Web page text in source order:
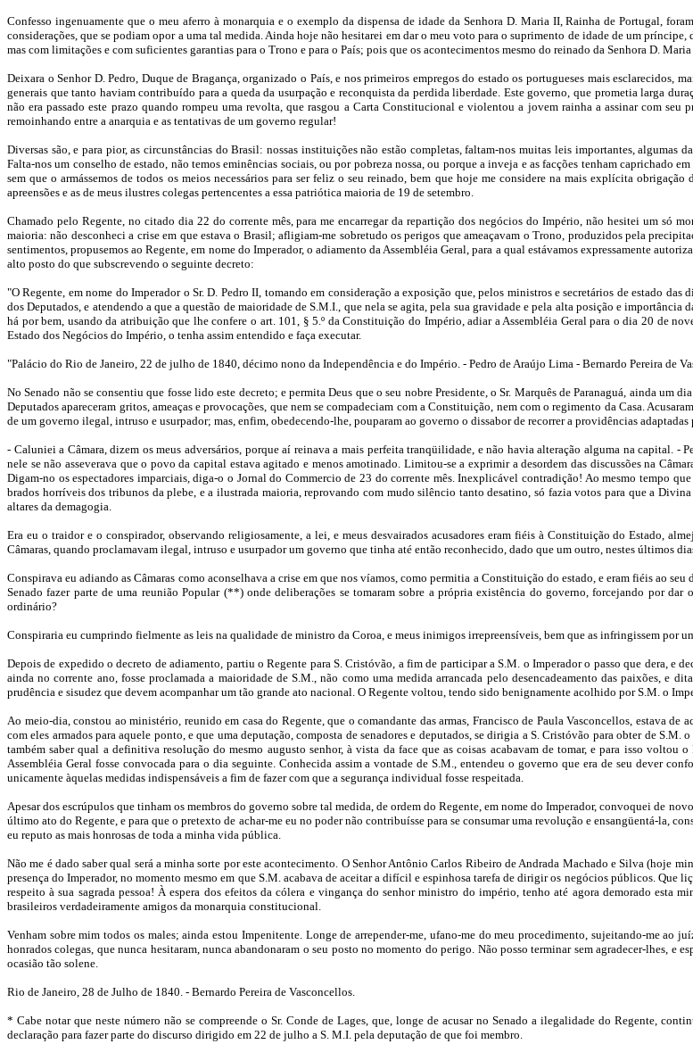
Confesso ingenuamente que o meu aferro à monarquia e o exemplo da dispensa de idade da Senhora D. Maria II, Rainha de Portugal,
considerações, que se podiam opor a uma tal medida. Ainda hoje não hesitarei em dar o meu voto para o suprimento de idade de um
mas com limitações e com suficientes garantias para o Trono e para o País; pois que os acontecimentos mesmo do reinado da Senhora D.
Deixara o Senhor D. Pedro, Duque de Bragança, organizado o País, e nos primeiros empregos do estado os portugueses mais esclarecidos,
generais que tanto haviam contribuído para a queda da usurpação e reconquista da perdida liberdade. Este governo, que prometia larga
não era passado este prazo quando rompeu uma revolta, que rasgou a Carta Constitucional e violentou a jovem rainha a assinar com
remoinhando entre a anarquia e as tentativas de um governo regular!
Diversas são, e para pior, as circunstâncias do Brasil: nossas instituições não estão completas, faltam-nos muitas leis importantes,
Falta-nos um conselho de estado, não temos eminências sociais, ou por pobreza nossa, ou porque a inveja e as facções tenham caprichado
sem que o armássemos de todos os meios necessários para ser feliz o seu reinado, bem que hoje me considere na mais explícita
apreensões e as de meus ilustres colegas pertencentes a essa patriótica maioria de 19 de setembro.
Chamado pelo Regente, no citado dia 22 do corrente mês, para me encarregar da repartição dos negócios do Império, não hesitei um só
maioria: não desconheci a crise em que estava o Brasil; afligiam-me sobretudo os perigos que ameaçavam o Trono, produzidos pela
sentimentos, propusemos ao Regente, em nome do Imperador, o adiamento da Assembléia Geral, para a qual estávamos expressamente
alto posto do que subscrevendo o seguinte decreto:
"O Regente, em nome do Imperador o Sr. D. Pedro II, tomando em consideração a exposição que, pelos ministros e secretários de estado
dos Deputados, e atendendo a que a questão de maioridade de S.M.I., que nela se agita, pela sua gravidade e pela alta posição e
há por bem, usando da atribuição que lhe confere o art. 101, § 5.º da Constituição do Império, adiar a Assembléia Geral para o dia 20 de
Estado dos Negócios do Império, o tenha assim entendido e faça executar.
"Palácio do Rio de Janeiro, 22 de julho de 1840, décimo nono da Independência e do Império. - Pedro de Araújo Lima - Bernardo Pereira de
No Senado não se consentiu que fosse lido este decreto; e permita Deus que o seu nobre Presidente, o Sr. Marquês de Paranaguá, ainda um
Deputados apareceram gritos, ameaças e provocações, que nem se compadeciam com a Constituição, nem com o regimento da Casa.
de um governo ilegal, intruso e usurpador; mas, enfim, obedecendo-lhe, pouparam ao governo o dissabor de recorrer a providências adaptadas
- Caluniei a Câmara, dizem os meus adversários, porque aí reinava a mais perfeita tranqüilidade, e não havia alteração alguma na capital. -
nele se não asseverava que o povo da capital estava agitado e menos amotinado. Limitou-se a exprimir a desordem das discussões na
Digam-no os espectadores imparciais, diga-o o Jornal do Commercio de 23 do corrente mês. Inexplicável contradição! Ao mesmo tempo
brados horríveis dos tribunos da plebe, e a ilustrada maioria, reprovando com mudo silêncio tanto desatino, só fazia votos para que a
altares da demagogia.
Era eu o traidor e o conspirador, observando religiosamente, a lei, e meus desvairados acusadores eram fiéis à Constituição do Estado,
Câmaras, quando proclamavam ilegal, intruso e usurpador um governo que tinha até então reconhecido, dado que um outro, nestes últimos
Conspirava eu adiando as Câmaras como aconselhava a crise em que nos víamos, como permitia a Constituição do estado, e eram fiéis ao
Senado fazer parte de uma reunião Popular (**) onde deliberações se tomaram sobre a própria existência do governo, forcejando por
ordinário?
Conspiraria eu cumprindo fielmente as leis na qualidade de ministro da Coroa, e meus inimigos irrepreensíveis, bem que as infringissem por
Depois de expedido o decreto de adiamento, partiu o Regente para S. Cristóvão, a fim de participar a S.M. o Imperador o passo que dera, e
ainda no corrente ano, fosse proclamada a maioridade de S.M., não como uma medida arrancada pelo desencadeamento das paixões, e
prudência e sisudez que devem acompanhar um tão grande ato nacional. O Regente voltou, tendo sido benignamente acolhido por S.M. o
Ao meio-dia, constou ao ministério, reunido em casa do Regente, que o comandante das armas, Francisco de Paula Vasconcellos, estava
com eles armados para aquele ponto, e que uma deputação, composta de senadores e deputados, se dirigia a S. Cristóvão para obter de
também saber qual a definitiva resolução do mesmo augusto senhor, à vista da face que as coisas acabavam de tomar, e para isso
Assembléia Geral fosse convocada para o dia seguinte. Conhecida assim a vontade de S.M., entendeu o governo que era de seu dever
unicamente àquelas medidas indispensáveis a fim de fazer com que a segurança individual fosse respeitada.
Apesar dos escrúpulos que tinham os membros do governo sobre tal medida, de ordem do Regente, em nome do Imperador, convoquei de
último ato do Regente, e para que o pretexto de achar-me eu no poder não contribuísse para se consumar uma revolução e ensangüentá-la,
eu reputo as mais honrosas de toda a minha vida pública.
Não me é dado saber qual será a minha sorte por este acontecimento. O Senhor Antônio Carlos Ribeiro de Andrada Machado e Silva (hoje
presença do Imperador, no momento mesmo em que S.M. acabava de aceitar a difícil e espinhosa tarefa de dirigir os negócios públicos. Que
respeito à sua sagrada pessoa! À espera dos efeitos da cólera e vingança do senhor ministro do império, tenho até agora demorado esta
brasileiros verdadeiramente amigos da monarquia constitucional.
Venham sobre mim todos os males; ainda estou Impenitente. Longe de arrepender-me, ufano-me do meu procedimento, sujeitando-me ao
honrados colegas, que nunca hesitaram, nunca abandonaram o seu posto no momento do perigo. Não posso terminar sem agradecer-lhes, e
ocasião tão solene.
Rio de Janeiro, 28 de Julho de 1840. - Bernardo Pereira de Vasconcellos.
* Cabe notar que neste número não se compreende o Sr. Conde de Lages, que, longe de acusar no Senado a ilegalidade do Regente,
declaração para fazer parte do discurso dirigido em 22 de julho a S. M.I. pela deputação de que foi membro.